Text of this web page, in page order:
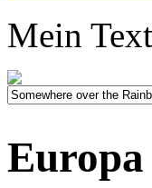
Mein